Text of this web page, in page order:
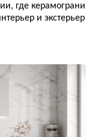
где керамограни
и экстерьер